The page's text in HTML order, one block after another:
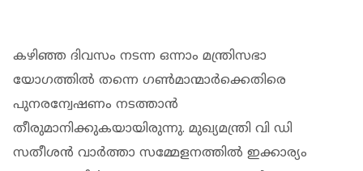
കഴിഞ്ഞ ദിവസം നടന്ന ഒന്നാം മന്ത്രിസഭാ
യോഗത്തില്‍ തന്നെ ഗണ്‍മാന്മാര്‍ക്കെതിരെ
പുനരന്വേഷണം നടത്താന്‍
തീരുമാനിക്കുകയായിരുന്നു. മുഖ്യമന്ത്രി വി ഡി
സതീശന്‍ വാര്‍ത്താ സമ്മേളനത്തില്‍ ഇക്കാര്യം